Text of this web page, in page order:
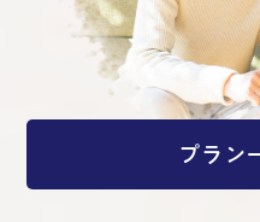
プラン